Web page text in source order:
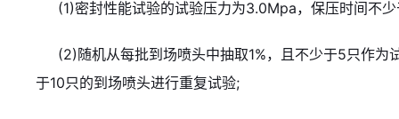
(1)密封性能试验的试验压力为3.0Mpa，保压时间不
(2)随机从每批到场喷头中抽取1%，且不少于5只作
于10只的到场喷头进行重复试验;